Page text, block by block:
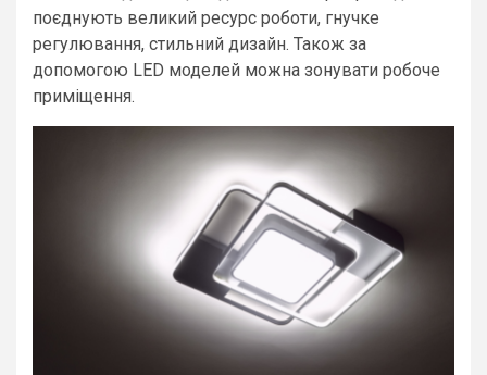
поєднують великий ресурс роботи, гнучке
регулювання, стильний дизайн. Також за
допомогою LED моделей можна зонувати робоче
приміщення.